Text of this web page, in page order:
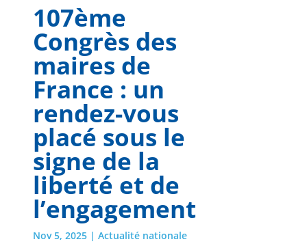
107ème
Congrès des
maires de
France : un
rendez-vous
placé sous le
signe de la
liberté et de
l’engagement
Nov 5, 2025| Actualité nationale